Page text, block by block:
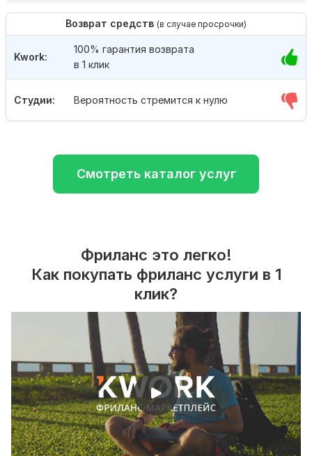
Возврат средств (в случае просрочки)
Студии: Вероятность стремится к нулю
Kwork:
100% гарантия возврата
в 1 клик
Смотреть каталог услуг
Фриланс это легко!
Как покупать фриланс услуги в 1
клик?